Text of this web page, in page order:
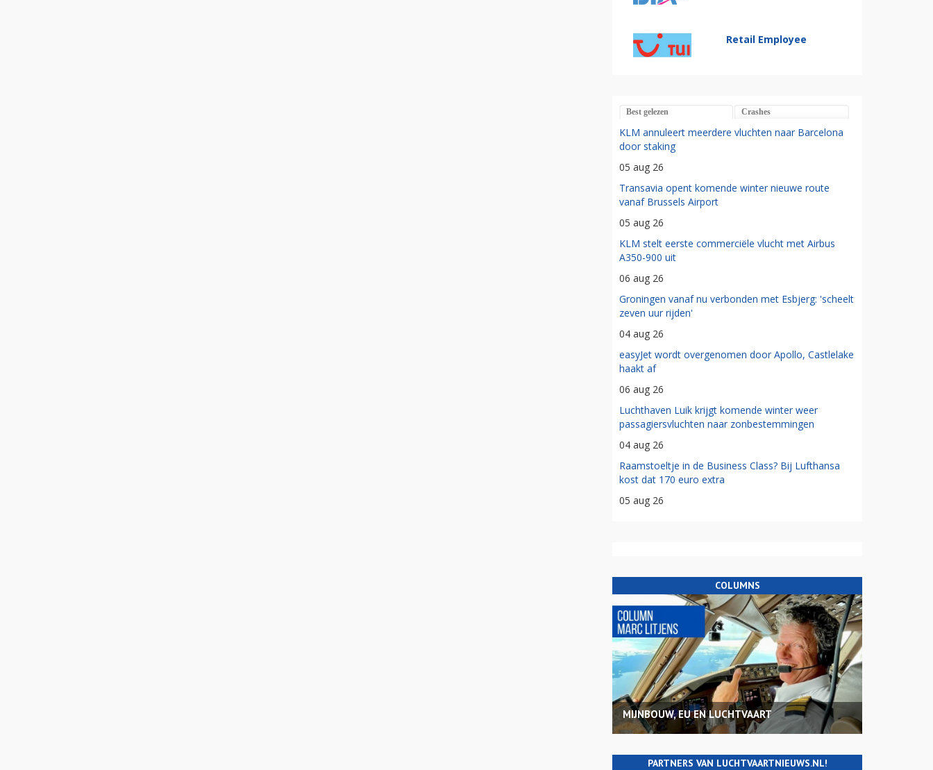
Retail Employee
Best gelezen Crashes
KLM annuleert meerdere vluchten naar Barcelona
door staking
05 aug 26
Transavia opent komende winter nieuwe route
vanaf Brussels Airport
05 aug 26
KLM stelt eerste commerciële vlucht met Airbus
A350-900 uit
06 aug 26
Groningen vanaf nu verbonden met Esbjerg: 'scheelt
zeven uur rijden'
04 aug 26
easyJet wordt overgenomen door Apollo, Castlelake
haakt af
06 aug 26
Luchthaven Luik krijgt komende winter weer
passagiersvluchten naar zonbestemmingen
04 aug 26
Raamstoeltje in de Business Class? Bij Lufthansa
kost dat 170 euro extra
05 aug 26
COLUMNS
MIJNBOUW, EU EN LUCHTVAART
PARTNERS VAN LUCHTVAARTNIEUWS.NL!